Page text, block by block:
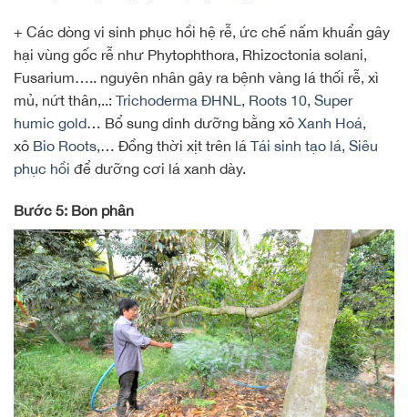
+ Các dòng vi sinh phục hồi hệ rễ, ức chế nấm khuẩn gây
hại vùng gốc rễ như Phytophthora, Rhizoctonia solani,
Fusarium….. nguyên nhân gây ra bệnh vàng lá thối rễ, xì
mủ, nứt thân,..: Trichoderma ĐHNL , Roots 10, Super
humic gold… Bổ sung dinh dưỡng bằng xô Xanh Hoá,
xô Bio Roots,… Đồng thời xịt trên lá Tái sinh tạo lá, Siêu
phục hồi để dưỡng cơi lá xanh dày.
Bước 5: Bón phân